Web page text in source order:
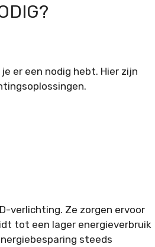
er een nodig hebt. Hier zijn
verlichting. Ze zorgen ervoor
tot een lager energieverbruik
steeds